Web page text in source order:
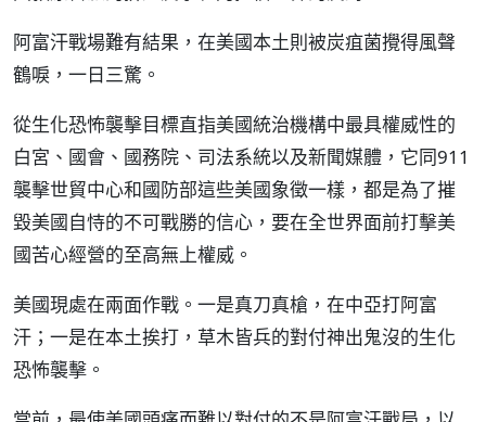
阿富汗戰場難有結果，在美國本土則被炭疽菌攪得風聲
鶴唳，一日三驚。
從生化恐怖襲擊目標直指美國統治機構中最具權威性的
白宮、國會、國務院、司法系統以及新聞媒體，它同911
襲擊世貿中心和國防部這些美國象徵一樣，都是為了摧
毀美國自恃的不可戰勝的信心，要在全世界面前打擊美
國苦心經營的至高無上權威。
美國現處在兩面作戰。一是真刀真槍，在中亞打阿富
汗；一是在本土挨打，草木皆兵的對付神出鬼沒的生化
恐怖襲擊。